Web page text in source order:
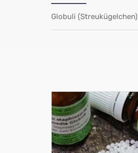
Globuli (Streukügelchen)